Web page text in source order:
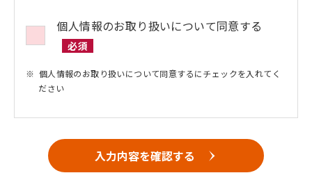
個人情報のお取り扱いについて同意する
必須
個人情報のお取り扱いについて同意するにチェックを入れてく
ださい
入力内容を確認する